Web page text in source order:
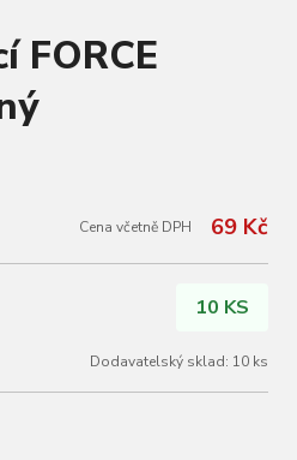
FORCE
Cena včetně DPH 69 Kč
10 KS
Dodavatelský sklad: 10 ks